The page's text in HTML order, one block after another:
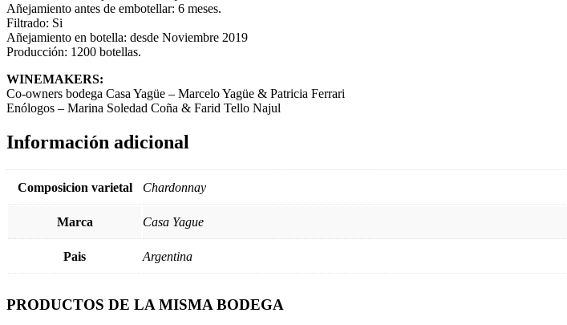
Añejamiento antes de embotellar: 6 meses.
Filtrado: Si
Añejamiento en botella: desde Noviembre 2019
Producción: 1200 botellas.
WINEMAKERS:
Co-owners bodega Casa Yagüe – Marcelo Yagüe & Patricia Ferrari
Enólogos – Marina Soledad Coña & Farid Tello Najul
Información adicional
Composicion varietal Chardonnay
Marca Casa Yague
Pais Argentina
PRODUCTOS DE LA MISMA BODEGA